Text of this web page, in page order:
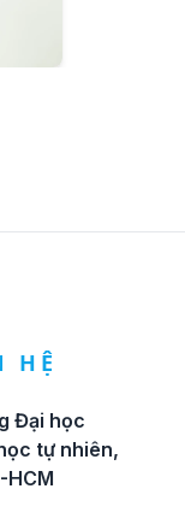
HỆ
Đại học
tự nhiên,
HCM